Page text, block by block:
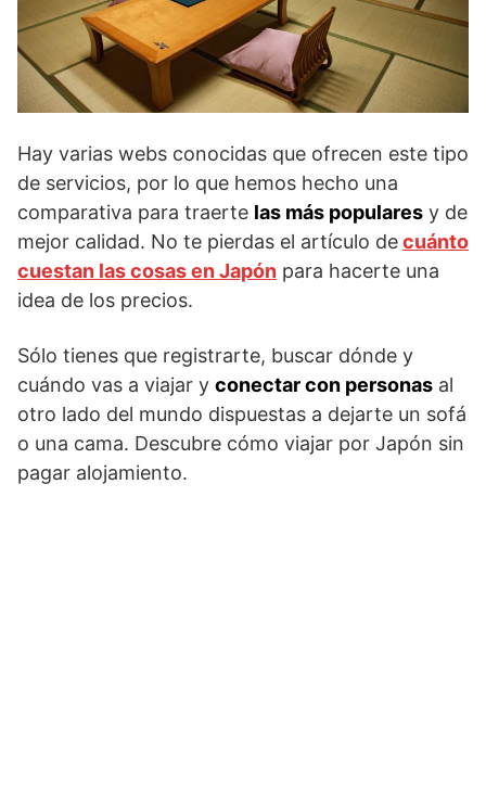
Hay varias webs conocidas que ofrecen este tipo
de servicios, por lo que hemos hecho una
comparativa para traerte las más populares y de
mejor calidad. No te pierdas el artículo decuánto
cuestan las cosas en Japón para hacerte una
idea de los precios.
Sólo tienes que registrarte, buscar dónde y
cuándo vas a viajar y conectar con personas al
otro lado del mundo dispuestas a dejarte un sofá
o una cama. Descubre cómo viajar por Japón sin
pagar alojamiento.